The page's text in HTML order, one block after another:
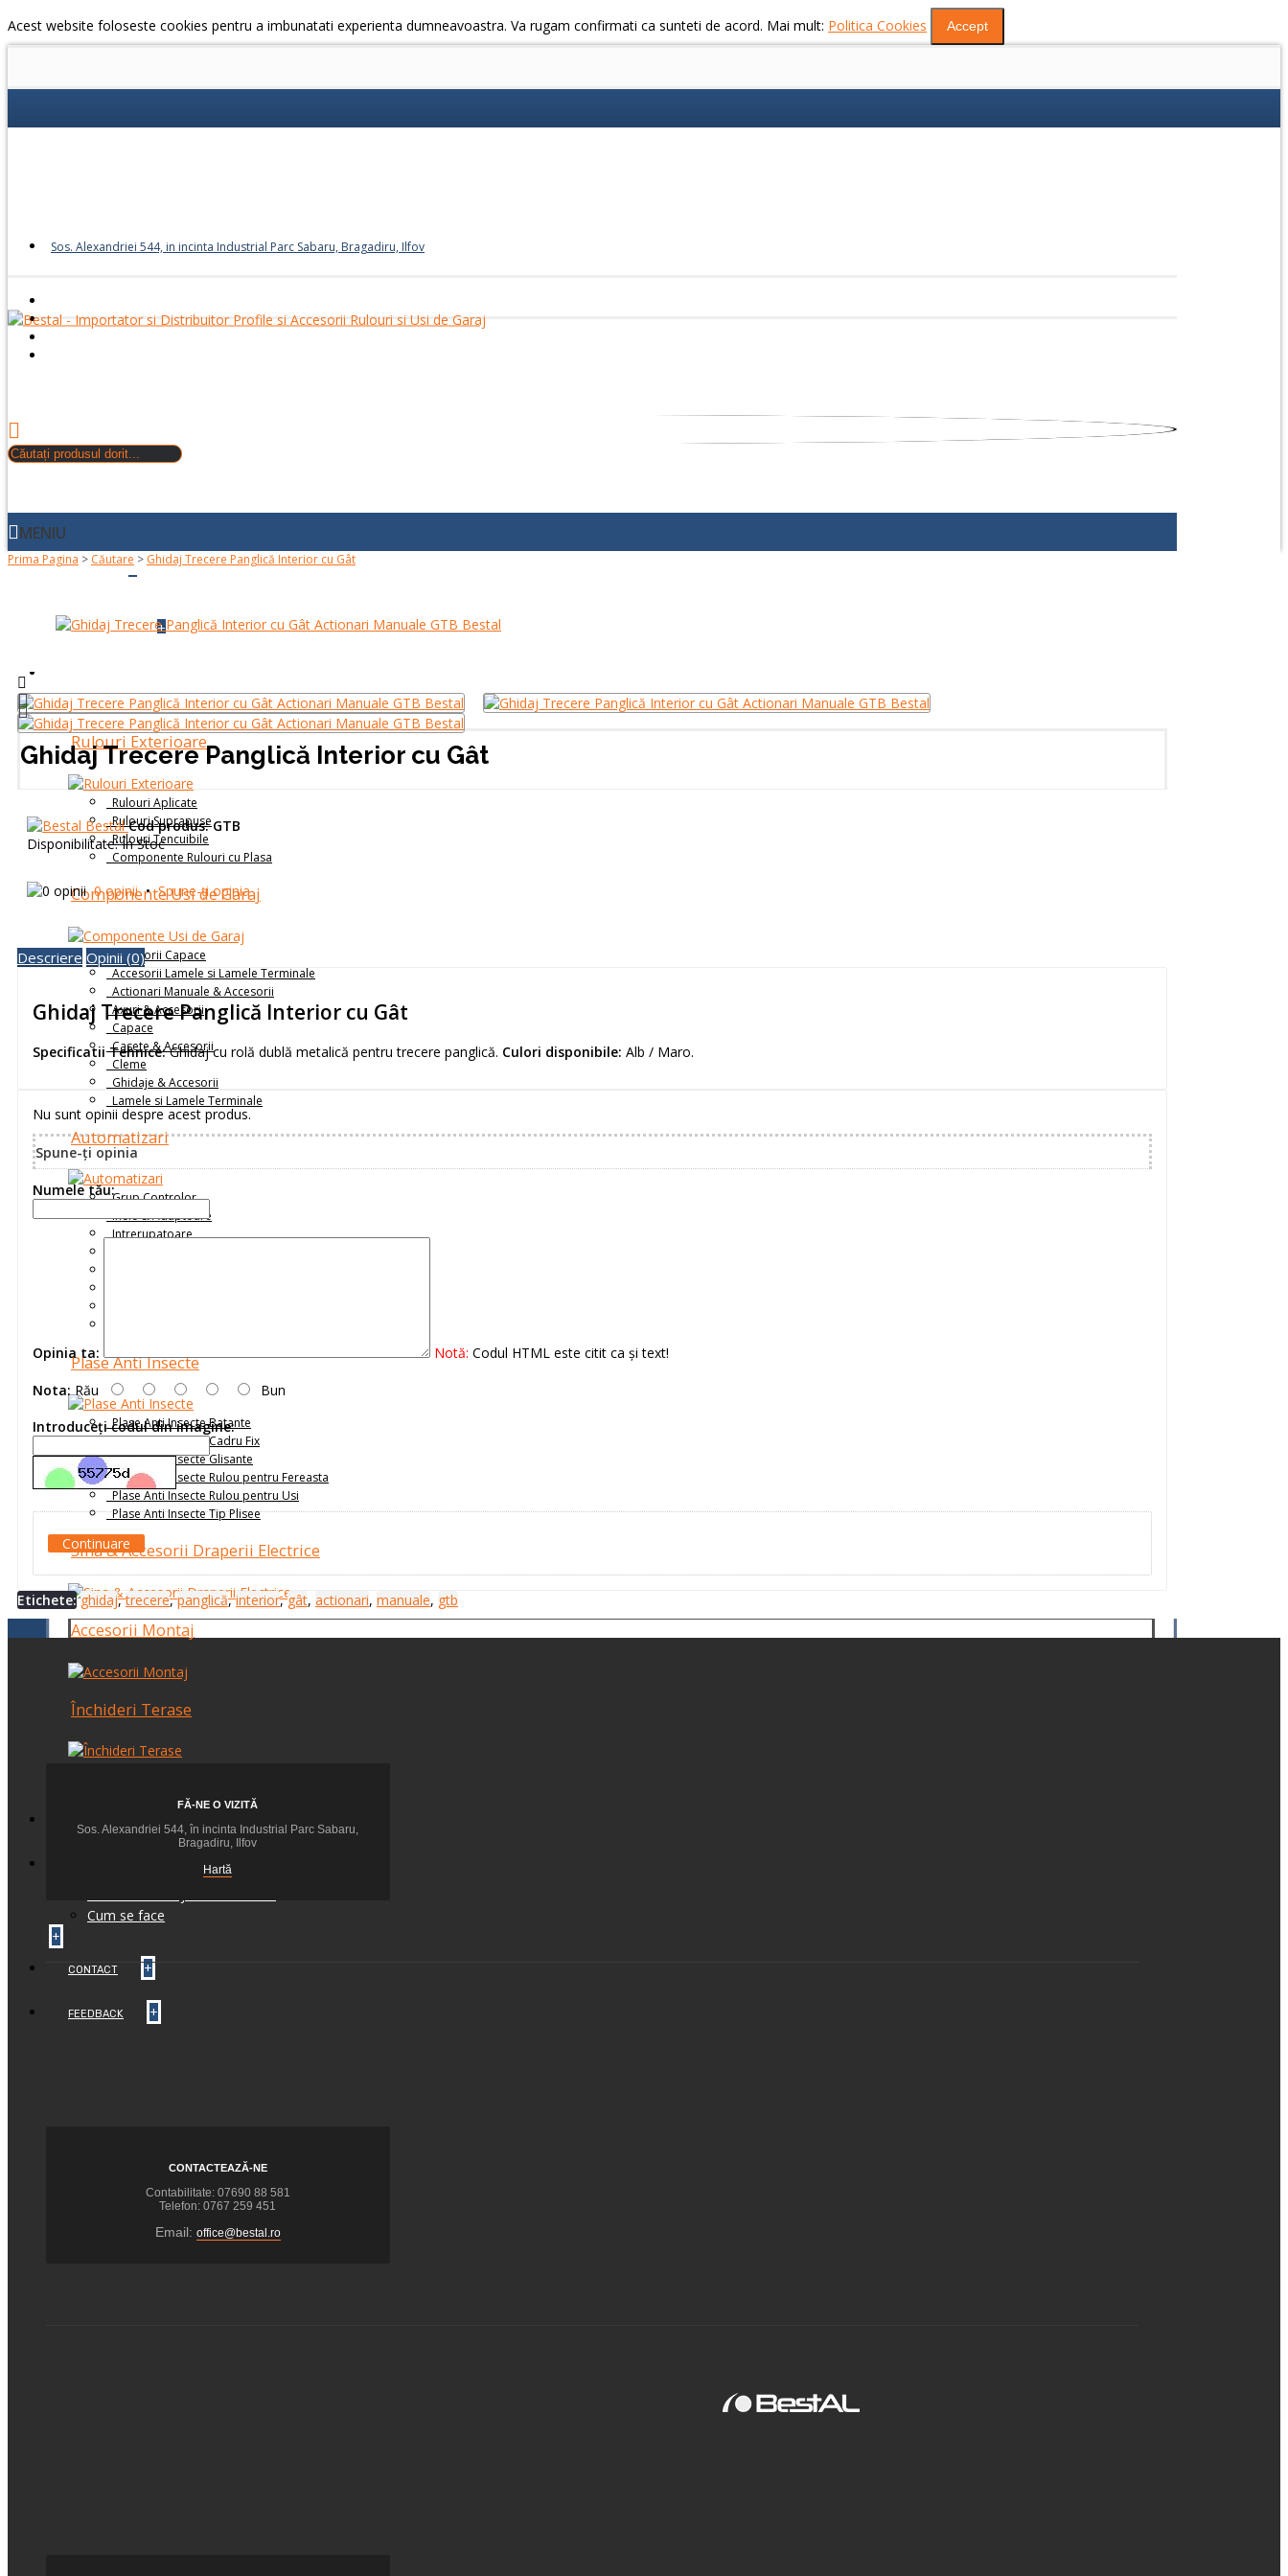
Acest website foloseste cookies pentru a imbunatati experienta dumneavoastra. Va rugam confirmati ca sunteti de acord. Mai mult: Politica Cookies Accept
Sos. Alexandriei 544, in incinta Industrial Parc Sabaru, Bragadiru, Ilfov
MENIU
DESPRE NOI +
Rulouri Exterioare
Rulouri Aplicate
Rulouri Suprapuse
Rulouri Tencuibile
Componente Rulouri cu Plasa
Componente Usi de Garaj
Accesorii Capace
Accesorii Lamele si Lamele Terminale
Actionari Manuale & Accesorii
Axuri & Accesorii
Capace
Casete & Accesorii
Cleme
Ghidaje & Accesorii
Lamele si Lamele Terminale
Automatizari
Grup Controlor
Inele & Adaptoare
Intrerupatoare
Plase Anti Insecte
Plase Anti Insecte Batante
Plase Anti Insecte Cadru Fix
Plase Anti Insecte Glisante
Plase Anti Insecte Rulou pentru Fereasta
Plase Anti Insecte Rulou pentru Usi
Plase Anti Insecte Tip Plisee
Sina & Accesorii Draperii Electrice
Accesorii Montaj
Închideri Terase
Cum se face
+
CONTACT +
FEEDBACK +
Prima Pagina > Căutare > Ghidaj Trecere Panglică Interior cu Gât
Ghidaj Trecere Panglică Interior cu Gât
BestalCod produs: GTB
Disponibilitate: În Stoc
0 opinii•Spune-ţi opinia
Descriere Opinii (0)
Ghidaj Trecere Panglică Interior cu Gât
Specificatii Tehnice:Ghidaj cu rolă dublă metalică pentru trecere panglică. Culori disponibile: Alb / Maro.
Nu sunt opinii despre acest produs.
Spune-ţi opinia
Numele tău:
Opinia ta: Notă: Codul HTML este citit ca şi text!
Nota: Rău
Bun
Introduceţi codul din imagine:
Continuare
Etichete: ghidaj,trecere,panglică,interior,gât, actionari, manuale, gtb
FĂ-NE O VIZITĂ
Sos. Alexandriei 544, în incinta Industrial Parc Sabaru,
Bragadiru, Ilfov
Hartă
CONTACTEAZĂ-NE
Contabilitate: 07690 88 581
Telefon: 0767 259 451
Email: office@bestal.ro